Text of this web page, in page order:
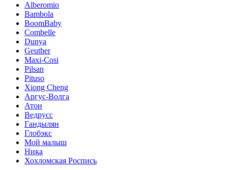
Alberomio
Bambola
BoomBaby
Combelle
Dunya
Geuther
Maxi-Cosi
Pilsan
Pituso
Xiong Cheng
Аргус-Волга
Атон
Ведрусс
Гандылян
Глобэкс
Мой малыш
Ника
Хохломская Роспись